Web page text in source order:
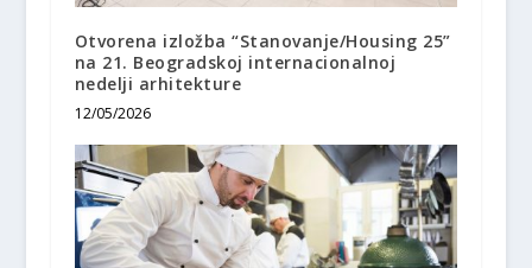
Otvorena izložba “Stanovanje/Housing 25”
na 21. Beogradskoj internacionalnoj
nedelji arhitekture
12/05/2026